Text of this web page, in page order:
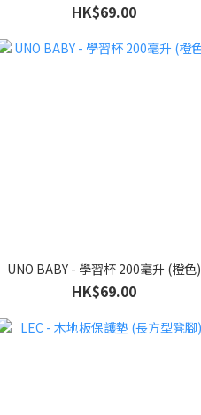
HK$69.00
UNO BABY - 學習杯 200毫升 (橙色)
HK$69.00